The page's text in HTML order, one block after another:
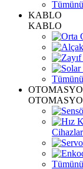
KABLO
KABLO